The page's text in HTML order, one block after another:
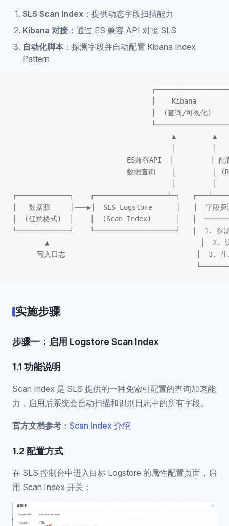
SLS Scan Index ：提供动态字段扫描能力
Kibana 对接 ：通过 ES 兼容 API 对接 SLS
自动化脚本 ：探测字段并自动配置 Kibana Index
Pattern
│    Kibana
│  (查询/可视化)
                                       ▲         ▲
ES兼容API  │         │ 配
数据查询    │         │
┌─────────────┐    ┌──────────────────┴─┐
│   数据源     │───▶│  SLS Logstore      │   │  字段
│  (任意格式)  │    │  (Scan Index)      │   │
└─────────────┘    └────────────────────┘   │  1.
▲                                     │  2.
写入日志                                │  3. 生
实施步骤
步骤一：启用 Logstore Scan Index
1.1 功能说明
Scan Index 是 SLS 提供的一种免索引配置的查询加速能
力，启用后系统会自动扫描和识别日志中的所有字段。
官方文档参考 ： Scan Index 介绍
1.2 配置方式
在 SLS 控制台中进入目标 Logstore 的属性配置页面，启
用 Scan Index 开关：